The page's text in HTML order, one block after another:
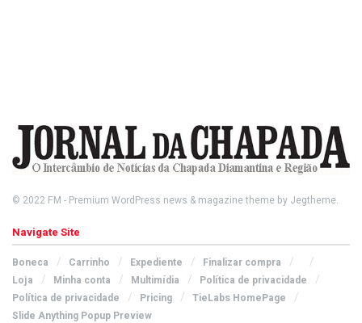
© 2022 FM - Premium WordPress news & magazine theme by Jegtheme.
Navigate Site
Boneca Carrinho Expediente
Finalizar compra
Loja
Minha conta Multimídia
Política de privacidade
Política de privacidade
Pricing
TieLabs HomePage
Slide Anything Popup Preview